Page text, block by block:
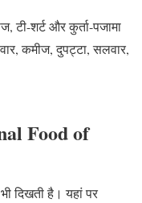
टी-शर्ट और कुर्ता-पजामा
कमीज, दुपट्टा, सलवार,
Food of
दिखती है। यहां पर